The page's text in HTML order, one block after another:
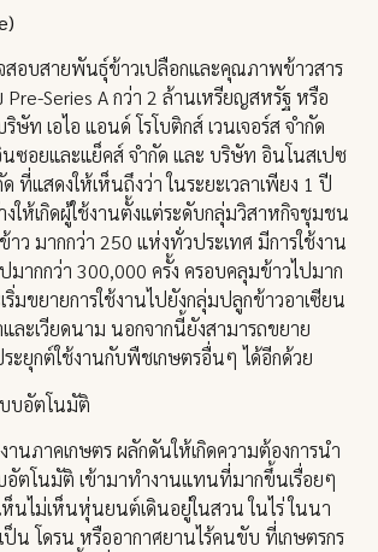
สอบสายพันธุ์ข้าวเปลือกและคุณภาพข้าวสาร
Series A กว่า 2 ล้านเหรียญสหรัฐ หรือ
ษัท เอไอ แอนด์ โรโบติกส์ เวนเจอร์ส จำกัด
ซอยและแย็คส์ จำกัด และ บริษัท อินโนสเปซ
ที่แสดงให้เห็นถึงว่า ในระยะเวลาเพียง 1 ปี
ให้เกิดผู้ใช้งานตั้งแต่ระดับกลุ่มวิสาหกิจชุมชน
าว มากกว่า 250 แห่งทั่วประเทศ มีการใช้งาน
มากกว่า 300,000 ครั้ง ครอบคลุมข้าวไปมาก
มขยายการใช้งานไปยังกลุ่มปลูกข้าวอาเซียน
ละเวียดนาม นอกจากนี้ยังสามารถขยาย
ระยุกต์ใช้งานกับพืชเกษตรอื่นๆ ได้อีกด้วย
บอัตโนมัติ
านภาคเกษตร ผลักดันให้เกิดความต้องการนำ
ตโนมัติ เข้ามาทำงานแทนที่มากขึ้นเรื่อยๆ
นไม่เห็นหุ่นยนต์เดินอยู่ในสวน ในไร่ ในนา
น โดรน หรืออากาศยานไร้คนขับ ที่เกษตรกร